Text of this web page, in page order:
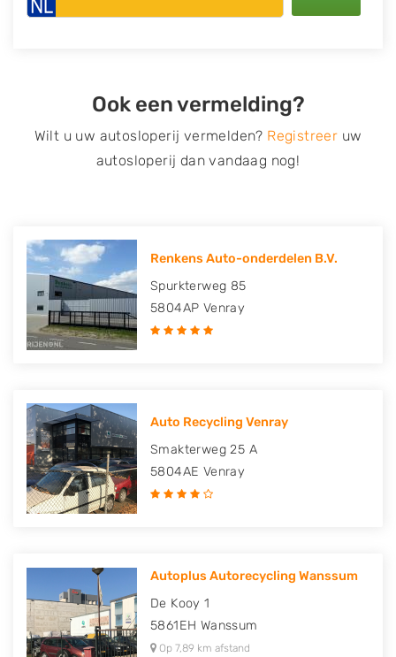
Ook een vermelding?
Wilt u uw autosloperij vermelden? Registreer uw
autosloperij dan vandaag nog!
Renkens Auto-onderdelen B.V.
Spurkterweg 85
5804AP Venray
Auto Recycling Venray
Smakterweg 25 A
5804AE Venray
Autoplus Autorecycling Wanssum
De Kooy 1
5861EH Wanssum
Op 7,89 km afstand